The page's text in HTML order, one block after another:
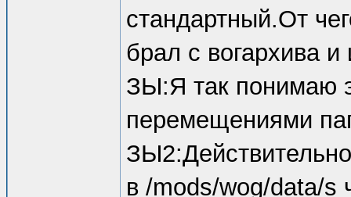
стандартный.От
брал с вогархива и
ЗЫ:Я так понимаю
перемещениями
в /mods/wog/data/s